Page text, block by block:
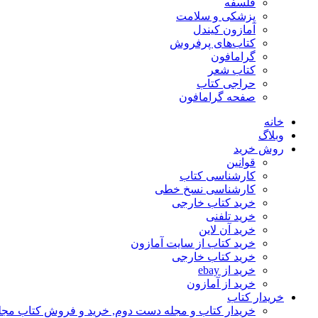
فلسفه
پزشکی و سلامت
آمازون کیندل
کتاب‌های پرفروش
گرامافون
کتاب شعر
حراجی کتاب
صفحه گرامافون
خانه
وبلاگ
روش خرید
قوانین
کارشناسی کتاب
کارشناسی نسخ خطی
خرید کتاب خارجی
خرید تلفنی
خرید آن لاین
خرید کتاب از سایت آمازون
خرید کتاب خارجی
خرید از ebay
خرید از آمازون
خریدار کتاب
خریدار کتاب و مجله دست دوم, خرید و فروش کتاب